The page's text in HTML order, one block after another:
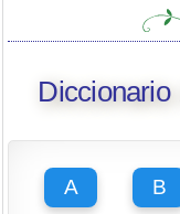
A B